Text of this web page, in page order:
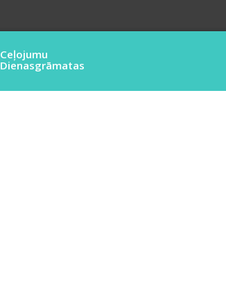
Ceļojumu
Dienasgrāmatas